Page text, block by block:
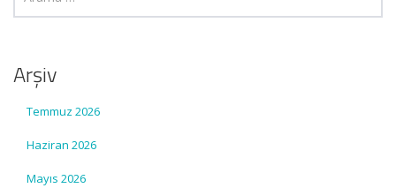
Arşiv
Temmuz 2026
Haziran 2026
Mayıs 2026